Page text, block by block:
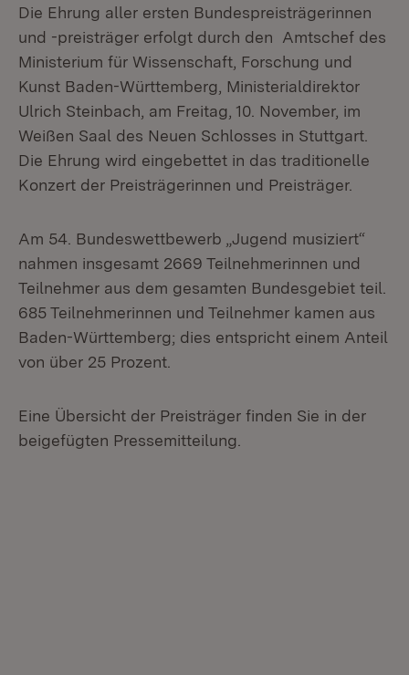
Die Ehrung aller ersten Bundespreisträgerinnen
und -preisträger erfolgt durch den Amtschef des
Ministerium für Wissenschaft, Forschung und
Kunst Baden-Württemberg, Ministerialdirektor
Ulrich Steinbach, am Freitag, 10. November, im
Weißen Saal des Neuen Schlosses in Stuttgart.
Die Ehrung wird eingebettet in das traditionelle
Konzert der Preisträgerinnen und Preisträger.
Am 54. Bundeswettbewerb „Jugend musiziert“
nahmen insgesamt 2669 Teilnehmerinnen und
Teilnehmer aus dem gesamten Bundesgebiet teil.
685 Teilnehmerinnen und Teilnehmer kamen aus
Baden-Württemberg; dies entspricht einem Anteil
von über 25 Prozent.
Eine Übersicht der Preisträger finden Sie in der
beigefügten Pressemitteilung.